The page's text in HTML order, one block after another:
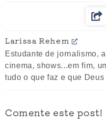
Larissa Rehem
Estudante de jornalismo,
cinema, shows...em fim,
tudo o que faz e que
Comente este post!